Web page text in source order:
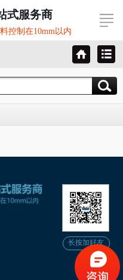
式服务商
控制在10mm以内
长按加好友